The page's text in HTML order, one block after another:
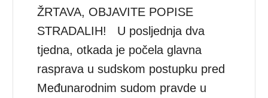
ŽRTAVA, OBJAVITE POPISE
STRADALIH! U posljednja dva
tjedna, otkada je počela glavna
rasprava u sudskom postupku pred
Međunarodnim sudom pravde u